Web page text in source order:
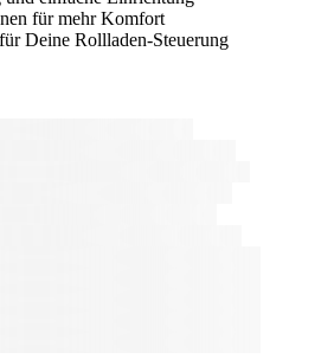
für mehr Komfort
Deine Rollladen-Steuerung